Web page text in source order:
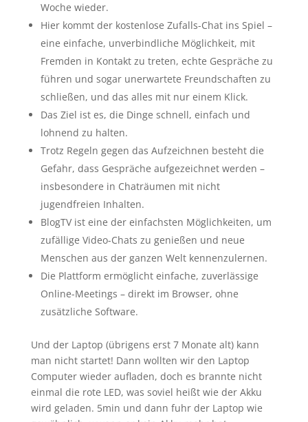
Woche wieder.
Hier kommt der kostenlose Zufalls-Chat ins Spiel –
eine einfache, unverbindliche Möglichkeit, mit
Fremden in Kontakt zu treten, echte Gespräche zu
führen und sogar unerwartete Freundschaften zu
schließen, und das alles mit nur einem Klick.
Das Ziel ist es, die Dinge schnell, einfach und
lohnend zu halten.
Trotz Regeln gegen das Aufzeichnen besteht die
Gefahr, dass Gespräche aufgezeichnet werden –
insbesondere in Chaträumen mit nicht
jugendfreien Inhalten.
BlogTV ist eine der einfachsten Möglichkeiten, um
zufällige Video-Chats zu genießen und neue
Menschen aus der ganzen Welt kennenzulernen.
Die Plattform ermöglicht einfache, zuverlässige
Online-Meetings – direkt im Browser, ohne
zusätzliche Software.
Und der Laptop (übrigens erst 7 Monate alt) kann
man nicht startet! Dann wollten wir den Laptop
Computer wieder aufladen, doch es brannte nicht
einmal die rote LED, was soviel heißt wie der Akku
wird geladen. 5min und dann fuhr der Laptop wie